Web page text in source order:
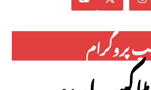
پروگرام